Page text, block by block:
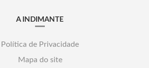
A INDIMANTE
Política de Privacidade
Mapa do site